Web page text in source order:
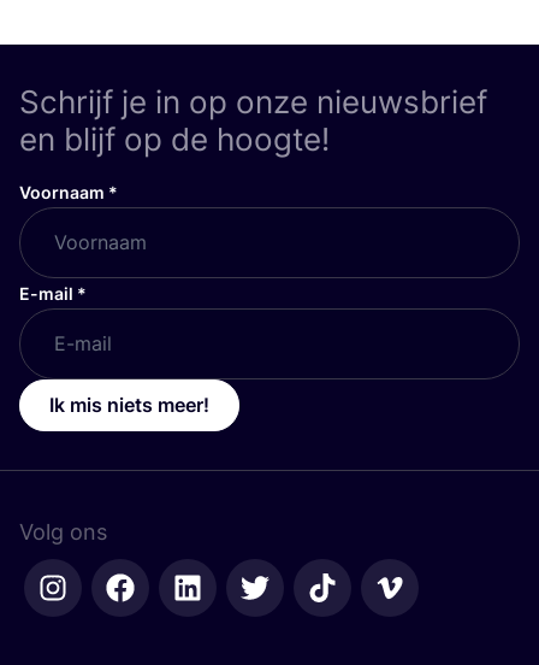
Schrijf je in op onze nieuwsbrief
en blijf op de hoogte!
Voornaam *
E-mail *
Ik mis niets meer!
Volg ons